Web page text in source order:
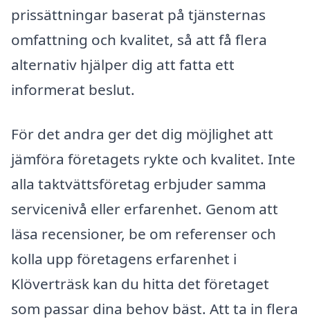
prissättningar baserat på tjänsternas
omfattning och kvalitet, så att få flera
alternativ hjälper dig att fatta ett
informerat beslut.
För det andra ger det dig möjlighet att
jämföra företagets rykte och kvalitet. Inte
alla taktvättsföretag erbjuder samma
servicenivå eller erfarenhet. Genom att
läsa recensioner, be om referenser och
kolla upp företagens erfarenhet i
Klöverträsk kan du hitta det företaget
som passar dina behov bäst. Att ta in flera